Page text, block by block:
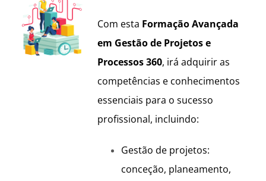
Com esta Formação Avançada
em Gestão de Projetos e
Processos 360, irá adquirir as
competências e conhecimentos
essenciais para o sucesso
profissional, incluindo:
Gestão de projetos:
conceção, planeamento,